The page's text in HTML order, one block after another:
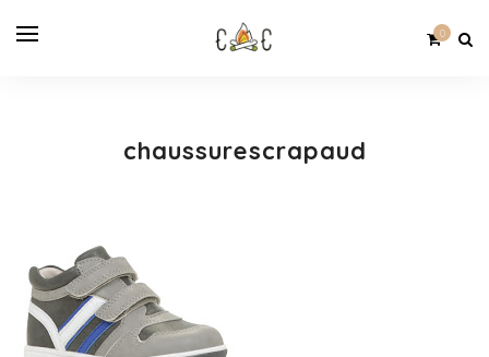
0
chaussurescrapaud